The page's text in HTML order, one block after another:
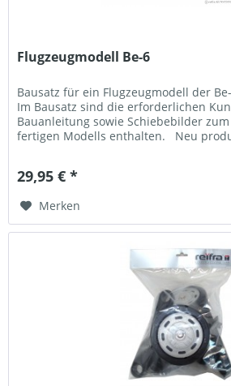
Flugzeugmodell Be-6
Bausatz für ein Flugzeugmodell der
Im Bausatz sind die erforderlichen
Bauanleitung sowie Schiebebilder
fertigen Modells enthalten. Neu
29,95 € *
Merken